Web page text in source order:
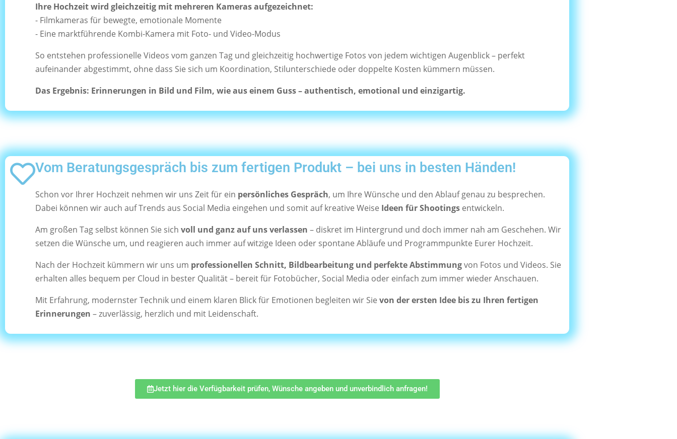
Ihre Hochzeit wird gleichzeitig mit mehreren Kameras aufgezeichnet:
- Filmkameras für bewegte, emotionale Momente
- Eine marktführende Kombi-Kamera mit Foto- und Video-Modus
So entstehen professionelle Videos vom ganzen Tag und gleichzeitig hochwertige Fotos von jedem wichtigen Augenblick – perfekt
aufeinander abgestimmt, ohne dass Sie sich um Koordination, Stilunterschiede oder doppelte Kosten kümmern müssen.
Das Ergebnis: Erinnerungen in Bild und Film, wie aus einem Guss – authentisch, emotional und einzigartig.
Vom Beratungsgespräch bis zum fertigen Produkt – bei uns in besten Händen!
Schon vor Ihrer Hochzeit nehmen wir uns Zeit für ein persönliches Gespräch, um Ihre Wünsche und den Ablauf genau zu besprechen.
Dabei können wir auch auf Trends aus Social Media eingehen und somit auf kreative Weise Ideen für Shootings entwickeln.
Am großen Tag selbst können Sie sich voll und ganz auf uns verlassen – diskret im Hintergrund und doch immer nah am Geschehen. Wir
setzen die Wünsche um, und reagieren auch immer auf witzige Ideen oder spontane Abläufe und Programmpunkte Eurer Hochzeit.
Nach der Hochzeit kümmern wir uns um professionellen Schnitt, Bildbearbeitung und perfekte Abstimmungvon Fotos und Videos. Sie
erhalten alles bequem per Cloud in bester Qualität – bereit für Fotobücher, Social Media oder einfach zum immer wieder Anschauen.
Mit Erfahrung, modernster Technik und einem klaren Blick für Emotionen begleiten wir Sie von der ersten Idee bis zu Ihren fertigen
Erinnerungen – zuverlässig, herzlich und mit Leidenschaft.
Jetzt hier die Verfügbarkeit prüfen, Wünsche angeben und unverbindlich anfragen!